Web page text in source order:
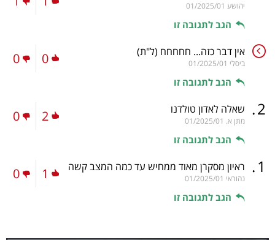
יהושע 01/2025/01
הגב לתגובה זו
אין דבר כזה... חחחחח (ל"ת)
ביסלי 01/2025/01
הגב לתגובה זו
0
0
2
. שאלה לאדון טולדנו
מתן א. 01/2025/01
הגב לתגובה זו
2
0
1
. ראיון מסקרן מאוד ממחיש עד כמה המצב קשה
נהוראי 01/2025/01
הגב לתגובה זו
1
0